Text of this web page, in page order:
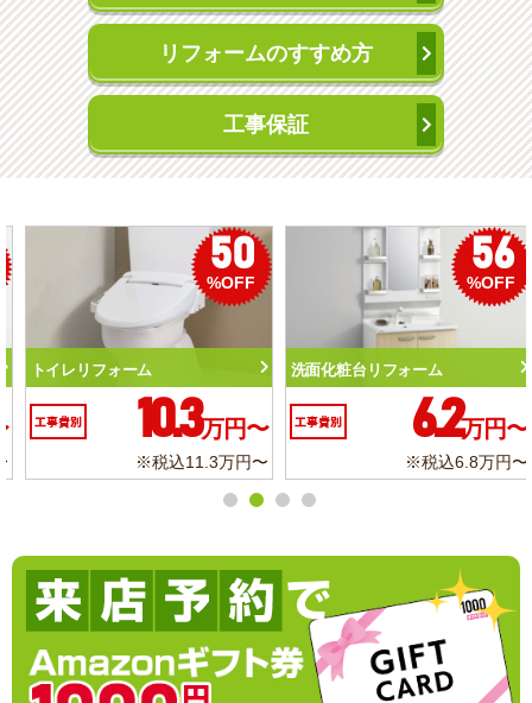
リフォームのすすめ方
工事保証
50
%OFF
トイレリフォーム
工事費別 10.3万円〜
※税込11.3万円〜
56
%OFF
洗面化粧台リフォーム
工事費別 6.2万円〜
※税込6.8万円〜